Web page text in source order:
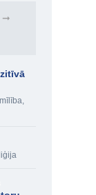
➞
,